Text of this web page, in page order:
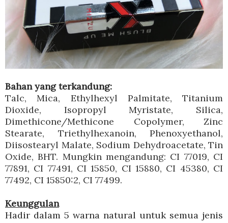
Bahan yang terkandung:
Talc, Mica, Ethylhexyl Palmitate, Titanium
Dioxide, Isopropyl Myristate, Silica,
Dimethicone/Methicone Copolymer, Zinc
Stearate, Triethylhexanoin, Phenoxyethanol,
Diisostearyl Malate, Sodium Dehydroacetate, Tin
Oxide, BHT. Mungkin mengandung: CI 77019, CI
77891, CI 77491, CI 15850, CI 15880, CI 45380, CI
77492, CI 15850:2, CI 77499.
Keunggulan
Hadir dalam 5 warna natural untuk semua jenis